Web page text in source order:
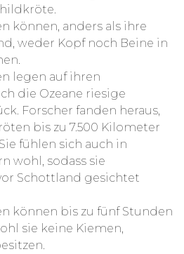
können, anders als ihre
weder Kopf noch Beine in
legen auf ihren
die Ozeane riesige
Forscher fanden heraus,
bis zu 7.500 Kilometer
fühlen sich auch in
wohl, sodass sie
Schottland gesichtet
können bis zu fünf Stunden
sie keine Kiemen,